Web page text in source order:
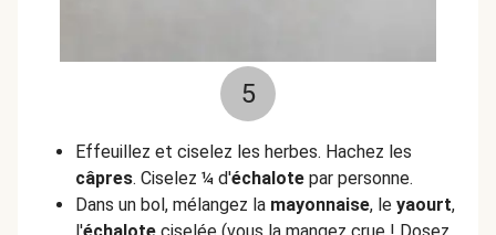
5
Effeuillez et ciselez les herbes. Hachez les
câpres. Ciselez ¼ d'échalote par personne.
Dans un bol, mélangez la mayonnaise, le yaourt,